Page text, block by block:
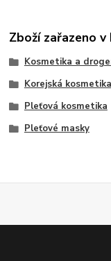
Zboží zařazeno
Kosmetika a
Korejská kosmetika
Pleťová kosmetika
Pleťové masky